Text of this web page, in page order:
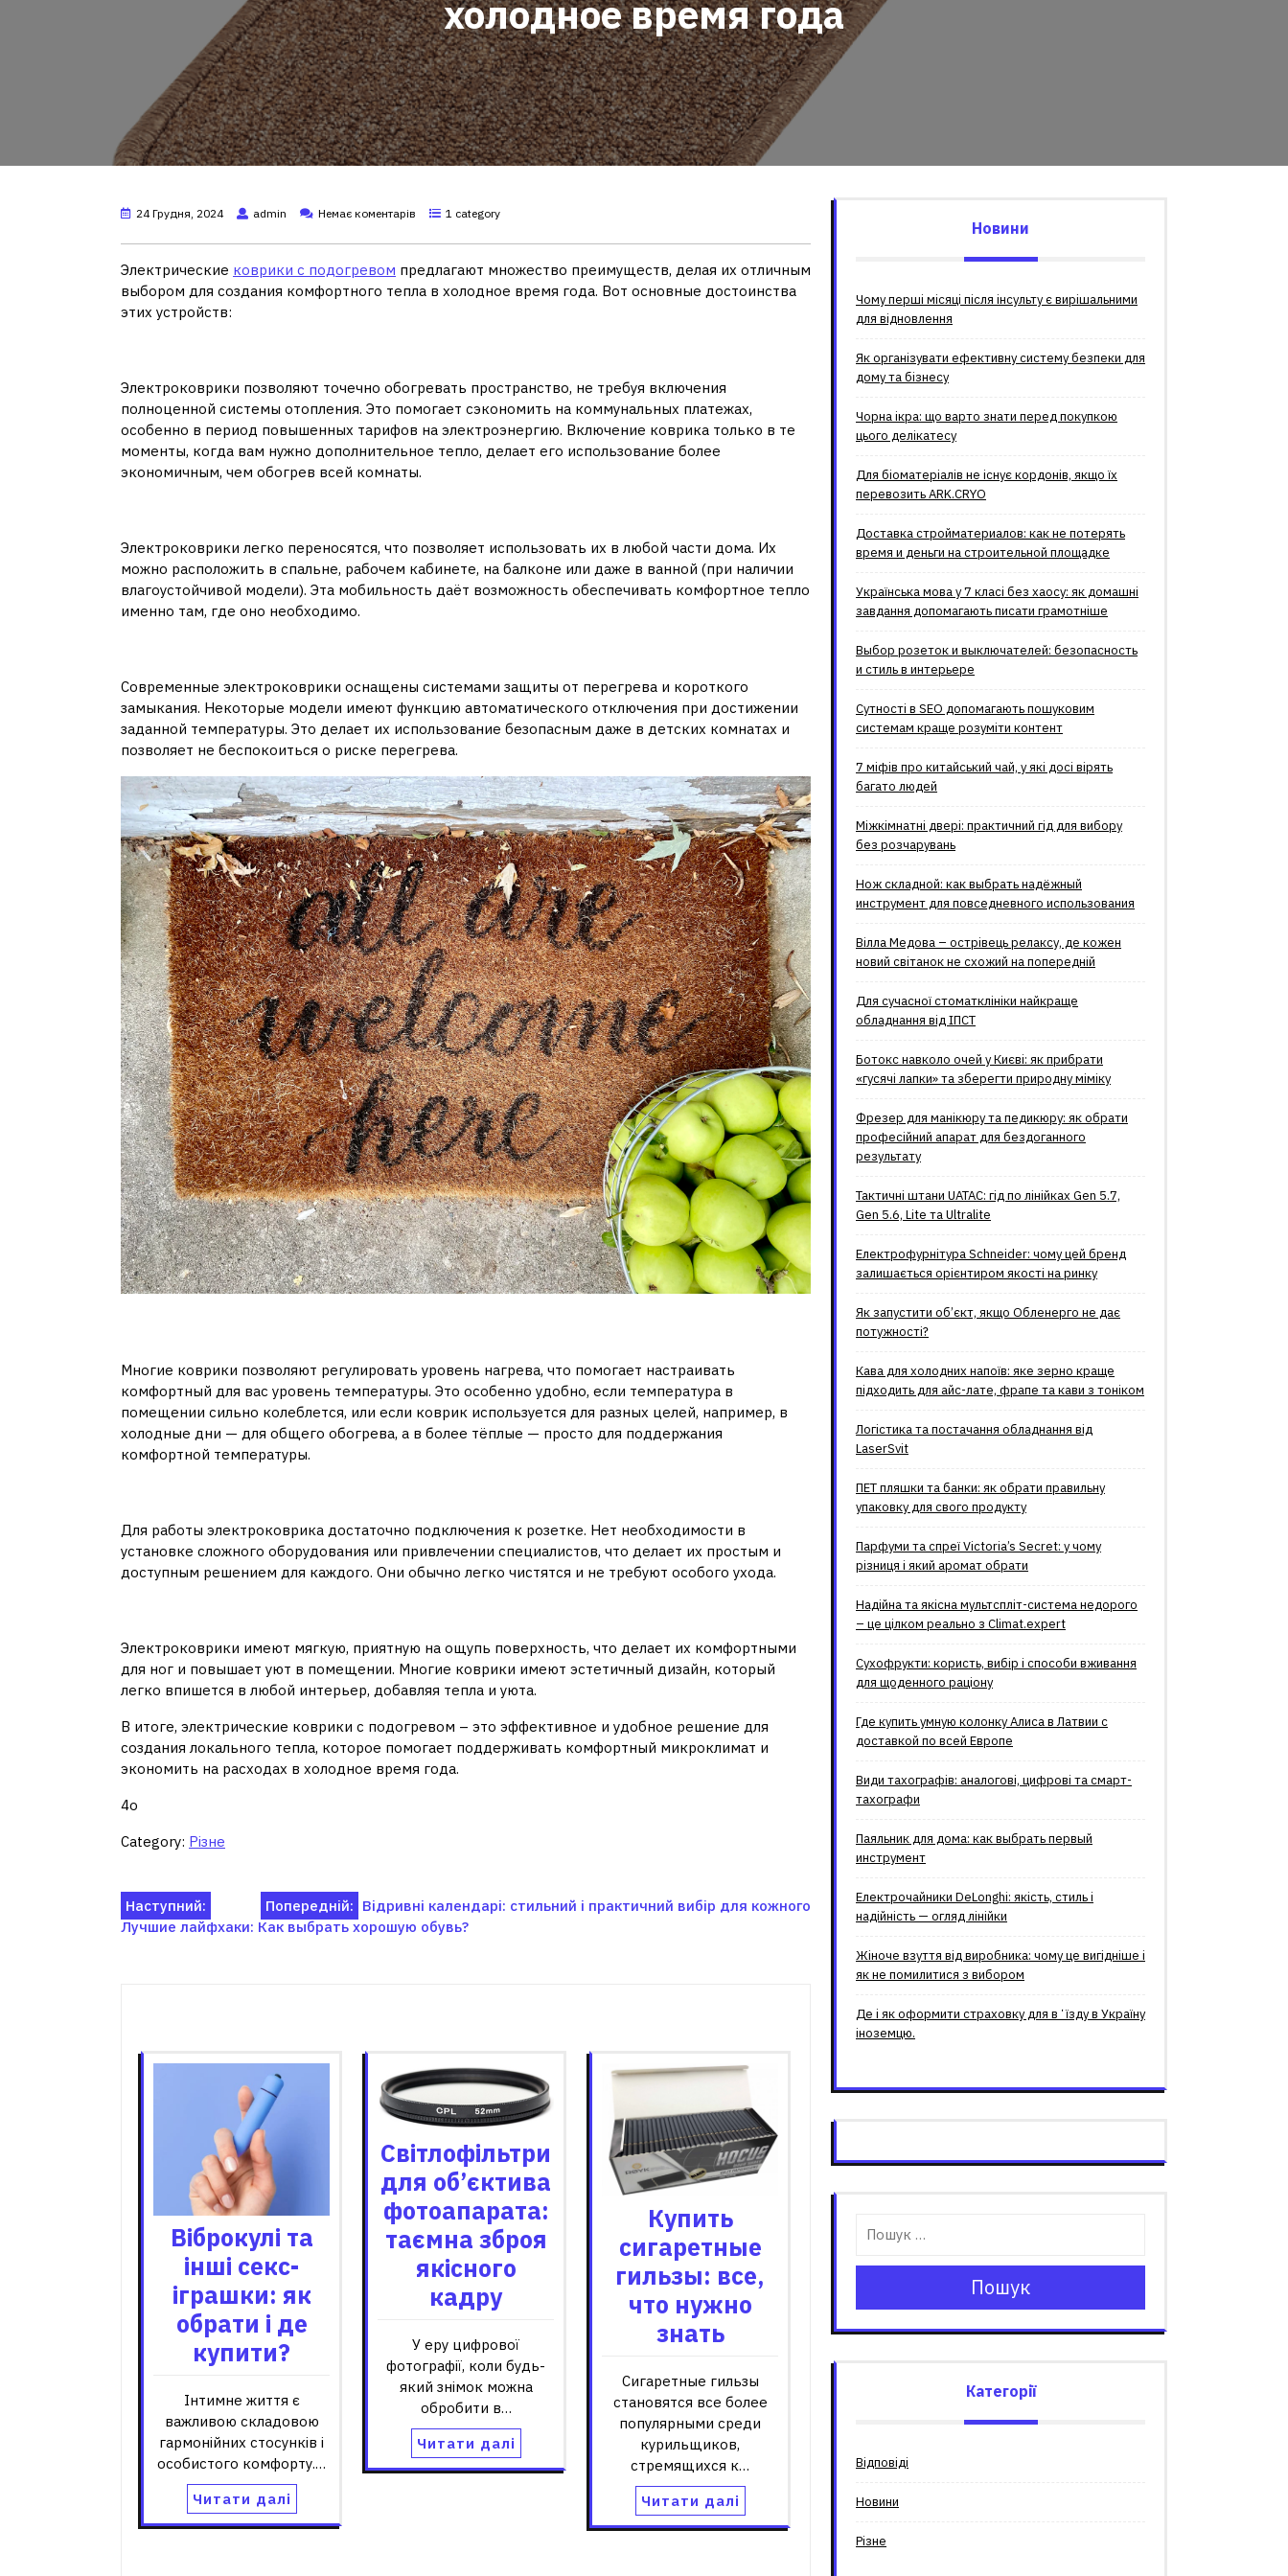
холодное время года
24 Грудня, 2024 admin Немає коментарів 1 category
Электрические коврики с подогревом предлагают множество преимуществ, делая их отличным
выбором для создания комфортного тепла в холодное время года. Вот основные достоинства
этих устройств:
Электроковрики позволяют точечно обогревать пространство, не требуя включения
полноценной системы отопления. Это помогает сэкономить на коммунальных платежах,
особенно в период повышенных тарифов на электроэнергию. Включение коврика только в те
моменты, когда вам нужно дополнительное тепло, делает его использование более
экономичным, чем обогрев всей комнаты.
Электроковрики легко переносятся, что позволяет использовать их в любой части дома. Их
можно расположить в спальне, рабочем кабинете, на балконе или даже в ванной (при наличии
влагоустойчивой модели). Эта мобильность даёт возможность обеспечивать комфортное тепло
именно там, где оно необходимо.
Современные электроковрики оснащены системами защиты от перегрева и короткого
замыкания. Некоторые модели имеют функцию автоматического отключения при достижении
заданной температуры. Это делает их использование безопасным даже в детских комнатах и
позволяет не беспокоиться о риске перегрева.
Многие коврики позволяют регулировать уровень нагрева, что помогает настраивать
комфортный для вас уровень температуры. Это особенно удобно, если температура в
помещении сильно колеблется, или если коврик используется для разных целей, например, в
холодные дни — для общего обогрева, а в более тёплые — просто для поддержания
комфортной температуры.
Для работы электроковрика достаточно подключения к розетке. Нет необходимости в
установке сложного оборудования или привлечении специалистов, что делает их простым и
доступным решением для каждого. Они обычно легко чистятся и не требуют особого ухода.
Электроковрики имеют мягкую, приятную на ощупь поверхность, что делает их комфортными
для ног и повышает уют в помещении. Многие коврики имеют эстетичный дизайн, который
легко впишется в любой интерьер, добавляя тепла и уюта.
В итоге, электрические коврики с подогревом – это эффективное и удобное решение для
создания локального тепла, которое помогает поддерживать комфортный микроклимат и
экономить на расходах в холодное время года.
4o
Category: Різне
Навігація Попередній: Відривні календарі: стильний і практичний вибір для кожного
Наступний:
Лучшие лайфхаки: Как выбрать хорошую обувь?
Віброкулі та
інші секс-
іграшки: як
обрати і де
купити?
Інтимне життя є
важливою складовою
гармонійних стосунків і
особистого комфорту.…
Читати далі
Світлофільтри
для об’єктива
фотоапарата:
таємна зброя
якісного
кадру
У еру цифрової
фотографії, коли будь-
який знімок можна
обробити в…
Читати далі
Купить
сигаретные
гильзы: все,
что нужно
знать
Сигаретные гильзы
становятся все более
популярными среди
курильщиков,
стремящихся к…
Читати далі
Новини
Чому перші місяці після інсульту є вирішальними
для відновлення
Як організувати ефективну систему безпеки для
дому та бізнесу
Чорна ікра: що варто знати перед покупкою
цього делікатесу
Для біоматеріалів не існує кордонів, якщо їх
перевозить ARK.CRYO
Доставка стройматериалов: как не потерять
время и деньги на строительной площадке
Українська мова у 7 класі без хаосу: як домашні
завдання допомагають писати грамотніше
Выбор розеток и выключателей: безопасность
и стиль в интерьере
Сутності в SEO допомагають пошуковим
системам краще розуміти контент
7 міфів про китайський чай, у які досі вірять
багато людей
Міжкімнатні двері: практичний гід для вибору
без розчарувань
Нож складной: как выбрать надёжный
инструмент для повседневного использования
Вілла Медова – острівець релаксу, де кожен
новий світанок не схожий на попередній
Для сучасної стоматклініки найкраще
обладнання від ІПСТ
Ботокс навколо очей у Києві: як прибрати
«гусячі лапки» та зберегти природну міміку
Фрезер для манікюру та педикюру: як обрати
професійний апарат для бездоганного
результату
Тактичні штани UATAC: гід по лінійках Gen 5.7,
Gen 5.6, Lite та Ultralite
Електрофурнітура Schneider: чому цей бренд
залишається орієнтиром якості на ринку
Як запустити об’єкт, якщо Обленерго не дає
потужності?
Кава для холодних напоїв: яке зерно краще
підходить для айс-лате, фрапе та кави з тоніком
Логістика та постачання обладнання від
LaserSvit
ПЕТ пляшки та банки: як обрати правильну
упаковку для свого продукту
Парфуми та спреї Victoria’s Secret: у чому
різниця і який аромат обрати
Надійна та якісна мультспліт-система недорого
– це цілком реально з Climat.еxpert
Сухофрукти: користь, вибір і способи вживання
для щоденного раціону
Где купить умную колонку Алиса в Латвии с
доставкой по всей Европе
Види тахографів: аналогові, цифрові та смарт-
тахографи
Паяльник для дома: как выбрать первый
инструмент
Електрочайники DeLonghi: якість, стиль і
надійність — огляд лінійки
Жіноче взуття від виробника: чому це вигідніше і
як не помилитися з вибором
Де і як оформити страховку для вʼїзду в Україну
іноземцю.
Пошук
Категорії
Відповіді
Новини
Різне